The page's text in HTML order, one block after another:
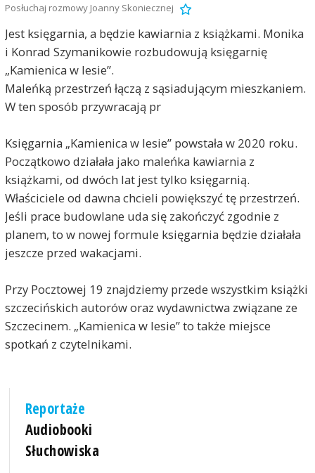
Posłuchaj rozmowy Joanny Skoniecznej
Jest księgarnia, a będzie kawiarnia z książkami. Monika
i Konrad Szymanikowie rozbudowują księgarnię
„Kamienica w lesie”.
Maleńką przestrzeń łączą z sąsiadującym mieszkaniem.
W ten sposób przywracają pr
Księgarnia „Kamienica w lesie” powstała w 2020 roku.
Początkowo działała jako maleńka kawiarnia z
książkami, od dwóch lat jest tylko księgarnią.
Właściciele od dawna chcieli powiększyć tę przestrzeń.
Jeśli prace budowlane uda się zakończyć zgodnie z
planem, to w nowej formule księgarnia będzie działała
jeszcze przed wakacjami.
Przy Pocztowej 19 znajdziemy przede wszystkim książki
szczecińskich autorów oraz wydawnictwa związane ze
Szczecinem. „Kamienica w lesie” to także miejsce
spotkań z czytelnikami.
Reportaże
Audiobooki
Słuchowiska